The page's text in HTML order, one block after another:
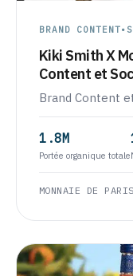
BRAND CONTENT•
Kiki Smith X
Content et
Brand Content
1.8M
Portée organique totale
MONNAIE DE PARIS